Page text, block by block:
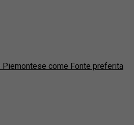
Piemontese come Fonte preferita